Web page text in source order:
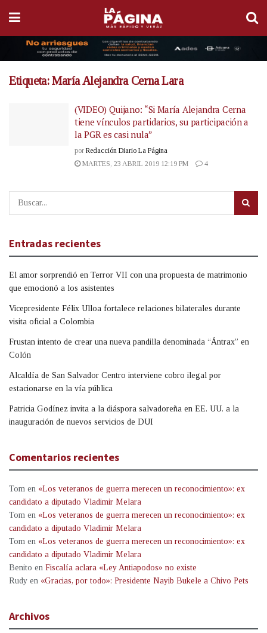
Etiqueta:María Alejandra Cerna Lara
(VIDEO) Quijano: “Si María Alejandra Cerna
tiene vínculos partidarios, su participación a
la PGR es casi nula”
por Redacción Diario La Página
MARTES, 23 ABRIL 2019 12:19 PM
4
Entradas recientes
El amor sorprendió en Terror VII con una propuesta de matrimonio
que emocionó a los asistentes
Vicepresidente Félix Ulloa fortalece relaciones bilaterales durante
visita oficial a Colombia
Frustan intento de crear una nueva pandilla denominada “Ántrax” en
Colón
Alcaldía de San Salvador Centro interviene cobro ilegal por
estacionarse en la vía pública
Patricia Godínez invita a la diáspora salvadoreña en EE. UU. a la
inauguración de nuevos servicios de DUI
Comentarios recientes
Tom en «Los veteranos de guerra merecen un reconocimiento»: ex
candidato a diputado Vladimir Melara
Tom en «Los veteranos de guerra merecen un reconocimiento»: ex
candidato a diputado Vladimir Melara
Tom en «Los veteranos de guerra merecen un reconocimiento»: ex
candidato a diputado Vladimir Melara
Benito en Fiscalía aclara «Ley Antiapodos» no existe
Rudy en «Gracias, por todo»: Presidente Nayib Bukele a Chivo Pets
Archivos